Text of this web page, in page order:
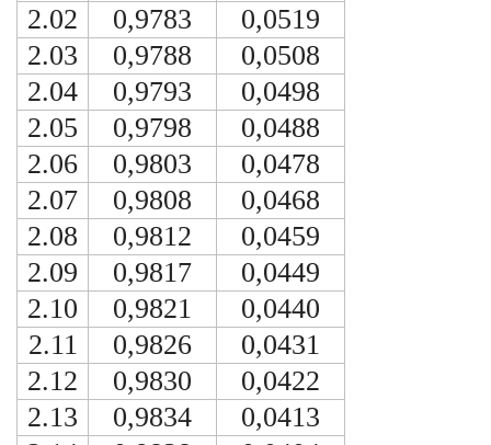
2.02
0,9783
0,0519
2.03
0,9788
0,0508
2.04
0,9793
0,0498
2.05
0,9798
0,0488
2.06
0,9803
0,0478
2.07
0,9808
0,0468
2.08
0,9812
0,0459
2.09
0,9817
0,0449
2.10
0,9821
0,0440
2.11
0,9826
0,0431
2.12
0,9830
0,0422
2.13
0,9834
0,0413